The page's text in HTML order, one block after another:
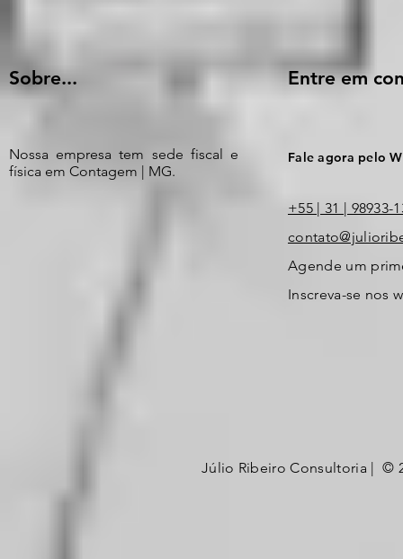
Sobre...
Nossa empresa tem sede fiscal e
física em Contagem | MG.
Entre em
Fale agora pelo
+55 | 31 | 98933-
Agende um
Inscreva-se nos
Júlio Ribeiro Consultoria | ©